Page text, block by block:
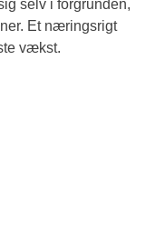
selv i forgrunden,
Et næringsrigt
vækst.